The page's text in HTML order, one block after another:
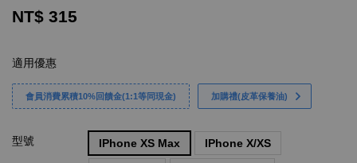
NT$ 315
適用優惠
會員消費累積10%回饋金(1:1等同現金) 加購禮(皮革保養油)
型號 IPhone XS Max IPhone X/XS